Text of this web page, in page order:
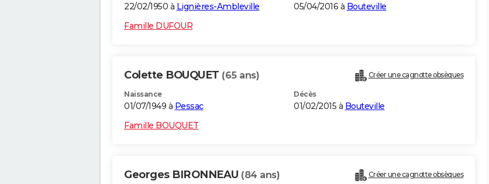
22/02/1950 à Lignières-Ambleville 05/04/2016 à Bouteville
Famille DUFOUR
Colette BOUQUET (65 ans) Créer une cagnotte obsèques
Naissance
01/07/1949 à Pessac
Décès
01/02/2015 à Bouteville
Famille BOUQUET
Georges BIRONNEAU (84 ans) Créer une cagnotte obsèques